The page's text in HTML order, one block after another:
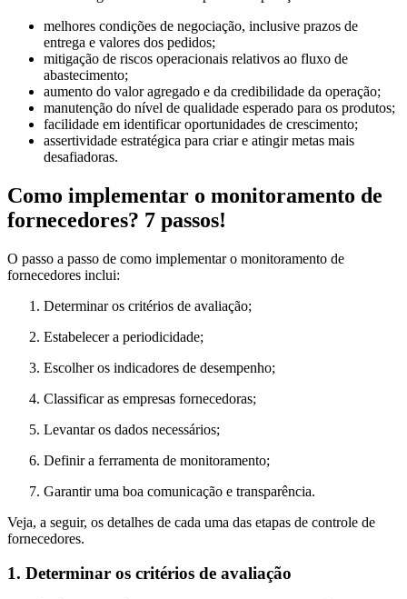
melhores condições de negociação, inclusive prazos de
entrega e valores dos pedidos;
mitigação de riscos operacionais relativos ao fluxo de
abastecimento;
aumento do valor agregado e da credibilidade da operação;
manutenção do nível de qualidade esperado para os produtos;
facilidade em identificar oportunidades de crescimento;
assertividade estratégica para criar e atingir metas mais
desafiadoras.
Como implementar o monitoramento de
fornecedores? 7 passos!
O passo a passo de como implementar o monitoramento de
fornecedores inclui:
Determinar os critérios de avaliação;
Estabelecer a periodicidade;
Escolher os indicadores de desempenho;
Classificar as empresas fornecedoras;
Levantar os dados necessários;
Definir a ferramenta de monitoramento;
Garantir uma boa comunicação e transparência.
Veja, a seguir, os detalhes de cada uma das etapas de controle de
fornecedores.
1. Determinar os critérios de avaliação